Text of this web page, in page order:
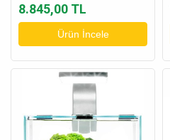
30 L - Beyaz
8.845,00 TL
Ürün İncele